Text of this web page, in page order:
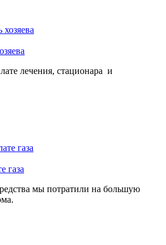
лечения, стационара и
газа
мы потратили на большую